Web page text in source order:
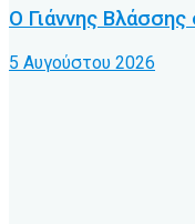
Ο Γιάννης
5 Αυγούστου 2026